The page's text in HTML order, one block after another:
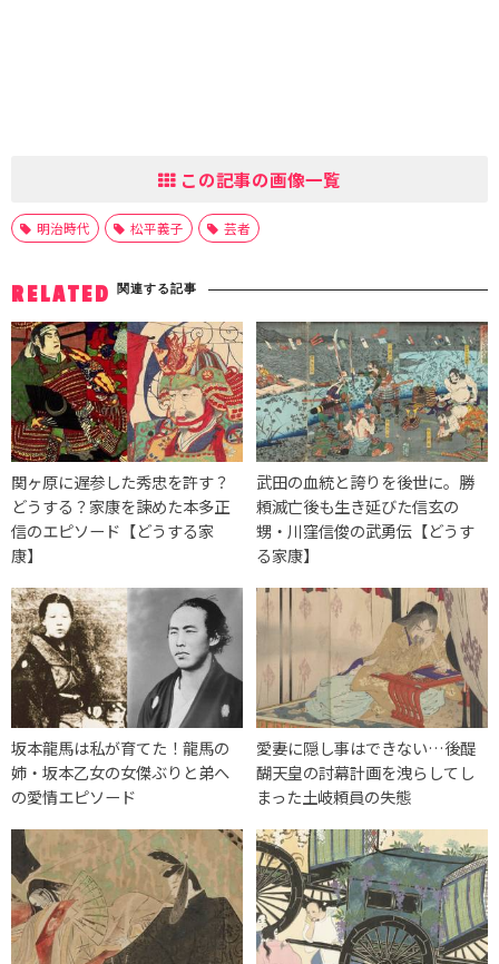
この記事の画像一覧
明治時代 松平義子 芸者
RELATED 関連する記事
関ヶ原に遅参した秀忠を許す？
どうする？家康を諫めた本多正
信のエピソード【どうする家
康】
武田の血統と誇りを後世に。勝
頼滅亡後も生き延びた信玄の
甥・川窪信俊の武勇伝【どうす
る家康】
坂本龍馬は私が育てた！龍馬の
姉・坂本乙女の女傑ぶりと弟へ
の愛情エピソード
愛妻に隠し事はできない…後醍
醐天皇の討幕計画を洩らしてし
まった土岐頼員の失態